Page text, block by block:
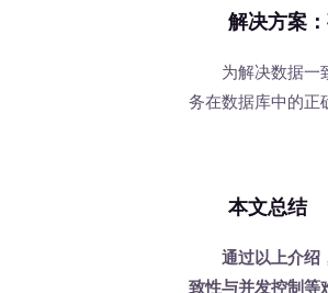
解决方案：
为解决数据一致
务在数据库中的正
本文总结
通过以上介绍
致性与并发控制等